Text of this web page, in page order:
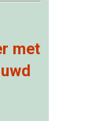
met